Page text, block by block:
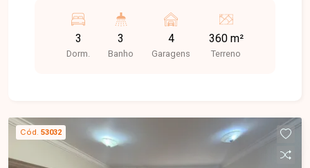
fácil acesso às principais avenidas, rodovias e
ao anel viário, além de estar próximo a escolas,
pontos de ônibus, comércios e diversos
reunindo excelente estrutura esportiva e
residencial. Possui ampla área gourmet,
banheiros masculino e feminino, cozinha em
3
Dorm.
3
Banho
4
Garagens
360 m²
Terreno
Cód. 53032